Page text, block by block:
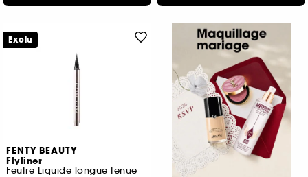
FENTY BEAUTY
Flyliner
Feutre Liquide longue tenue
Exclu